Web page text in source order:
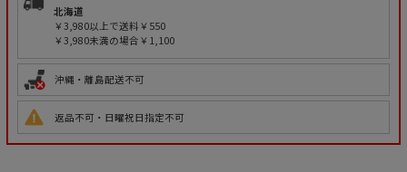
北海道
￥3,980以上で送料￥550
￥3,980未満の場合￥1,100
沖縄・離島配送不可
返品不可・日曜祝日指定不可